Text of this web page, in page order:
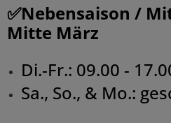
✅Nebensaison /
Mitte März
Di.-Fr.: 09.00 -
Sa., So., & Mo.: